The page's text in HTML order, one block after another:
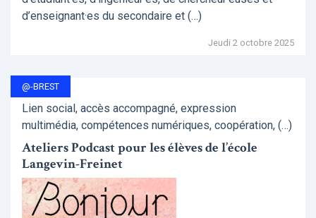
d’enseignant·es du secondaire et (…)
Jeudi 2 octobre 2025
@-BREST
Lien social, accès accompagné, expression
multimédia, compétences numériques, coopération, (…)
Ateliers Podcast pour les élèves de l’école
Langevin-Freinet